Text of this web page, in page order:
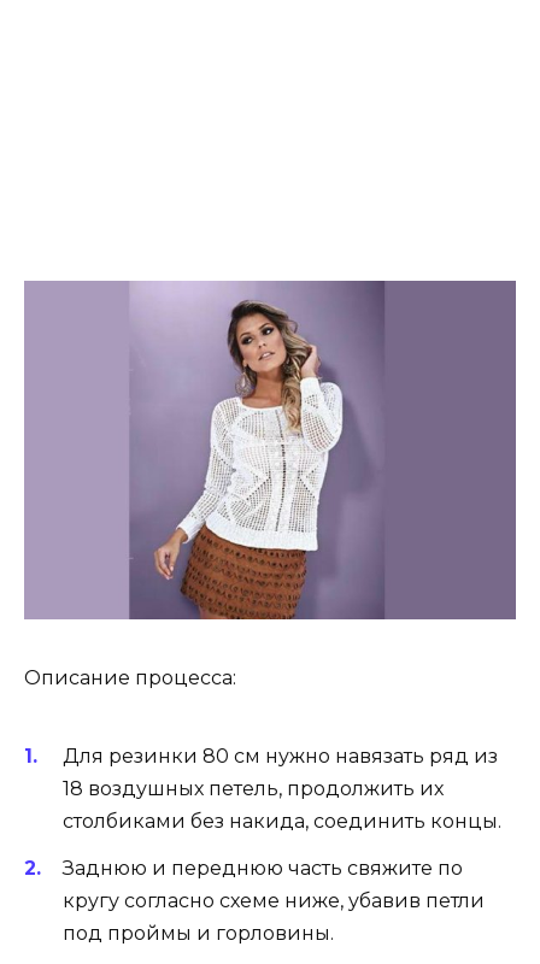
Описание процесса:
Для резинки 80 см нужно навязать ряд из
18 воздушных петель, продолжить их
столбиками без накида, соединить концы.
Заднюю и переднюю часть свяжите по
кругу согласно схеме ниже, убавив петли
под проймы и горловины.